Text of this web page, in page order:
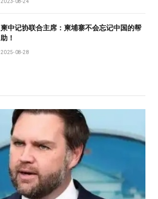
2023-08-24
柬中记协联合主席：柬埔寨不会忘记中国的帮
助！
2025-08-28